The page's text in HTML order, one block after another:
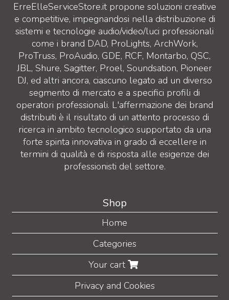
ErreElleServiceStore.it propone soluzioni creative
e competitive, impegnandosi nella distribuzione di
sistemi e tecnologie audio/video/luci professionali
come i brand DAD, ProLights, ArchWork,
ProTruss, ProAudio, GDE, RCF, Montarbo, QSC,
JBL, Shure, Sagitter, Proel, Soundsation, Pioneer
DJ, ed altri ancora, ciascuno legato ad un diverso
segmento di mercato e a specifici profili di
operatori professionali. L'affermazione dei brand
distribuiti è il risultato di un attento processo di
ricerca in ambito tecnologico supportato da una
forte spinta innovativa in grado di eccellere in
termini di qualità e di risposta alle esigenze dei
professionisti del settore.
Shop
Home
Categories
Your cart
Privacy and Cookies